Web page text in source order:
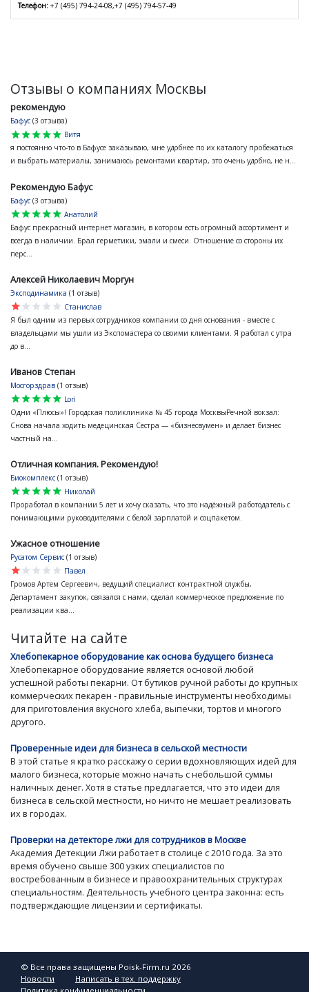
Телефон: +7 (495) 794-24-08,+7 (495) 794-57-49
Отзывы о компаниях Москвы
рекомендую
Бафус (3 отзыва)
star
star
star
star
star
Витя
я постоянно что-то в Бафусе заказываю, мне удобнее по их каталогу пробежаться
и выбрать материалы, занимаюсь ремонтами квартир, это очень удобно, не н...
Рекомендую Бафус
Бафус (3 отзыва)
star
star
star
star
star
Анатолий
Бафус прекрасный интернет магазин, в котором есть огромный ассортимент и
всегда в наличии. Брал герметики, эмали и смеси. Отношение со стороны их
перс...
Алексей Николаевич Моргун
Эксподинамика (1 отзыв)
star
star
star
star
star
Станислав
Я был одним из первых сотрудников компании со дня основания - вместе с
владельцами мы ушли из Экспомастера со своими клиентами. Я работал с утра
до в...
Иванов Степан
Мосгорздрав (1 отзыв)
star
star
star
star
star
Lori
Одни «Плюсы»! Городская поликлиника № 45 города МосквыРечной вокзал:
Снова начала ходить медецинская Сестра — «бизнесвумен» и делает бизнес
частный на...
Отличная компания. Рекомендую!
Биокомплекс (1 отзыв)
star
star
star
star
star
Николай
Проработал в компании 5 лет и хочу сказать, что это надёжный работодатель с
понимающими руководителями с белой зарплатой и соцпакетом.
Ужасное отношение
Русатом Сервис (1 отзыв)
star
star
star
star
star
Павел
Громов Артем Сергеевич, ведущий специалист контрактной службы,
Департамент закупок, связался с нами, сделал коммерческое предложение по
реализации ква...
Читайте на сайте
Хлебопекарное оборудование как основа будущего бизнеса
Хлебопекарное оборудование является основой любой
успешной работы пекарни. От бутиков ручной работы до крупных
коммерческих пекарен - правильные инструменты необходимы
для приготовления вкусного хлеба, выпечки, тортов и многого
другого.
Проверенные идеи для бизнеса в сельской местности
В этой статье я кратко расскажу о серии вдохновляющих идей для
малого бизнеса, которые можно начать с небольшой суммы
наличных денег. Хотя в статье предлагается, что это идеи для
бизнеса в сельской местности, но ничто не мешает реализовать
их в городах.
Проверки на детекторе лжи для сотрудников в Москве
Академия Детекции Лжи работает в столице с 2010 года. За это
время обучено свыше 300 узких специалистов по
востребованным в бизнесе и правоохранительных структурах
специальностям. Деятельность учебного центра законна: есть
подтверждающие лицензии и сертификаты.
© Все права защищены Poisk-Firm.ru 2026
Новости
Написать в тех. поддержку